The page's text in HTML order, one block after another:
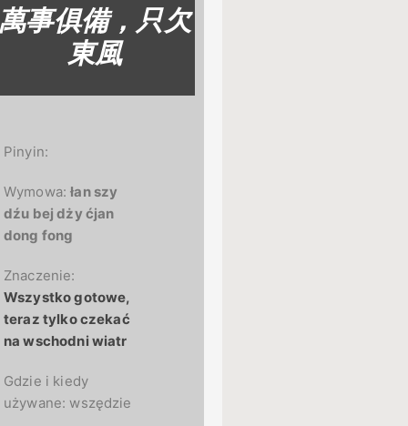
事俱備，只欠
東風
Pinyin:
Wymowa:łan szy
dźu bej dży ćjan
dong fong
Znaczenie:
Wszystko gotowe,
teraz tylko czekać
na wschodni wiatr
Gdzie i kiedy
używane: wszędzie